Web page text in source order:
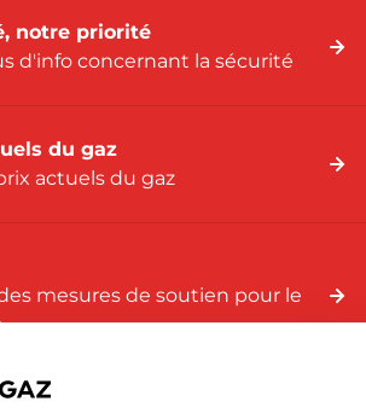
notre priorité
d'info concernant la sécurité
du gaz
actuels du gaz
mesures de soutien pour le